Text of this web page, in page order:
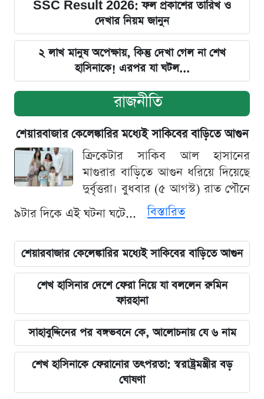
SSC Result 2026: ফল প্রকাশের তারিখ ও
দেখার নিয়ম জানুন
২ লাখ মানুষ অপেক্ষায়, কিন্তু দেখা গেল না শেখ
হাসিনাকে! এরপর যা ঘটল...
রাজনীতি
শেয়ারবাজার কেলেঙ্কারির মধ্যেই সাকিবের বাড়িতে আগুন
ক্রিকেটার সাকিব আল হাসানের
মাগুরার বাড়িতে আগুন ধরিয়ে দিয়েছে
দুর্বৃত্তরা। বুধবার (৫ আগস্ট) রাত পৌনে
৯টার দিকে এই ঘটনা ঘটে...
বিস্তারিত
শেয়ারবাজার কেলেঙ্কারির মধ্যেই সাকিবের বাড়িতে আগুন
শেখ হাসিনার দেশে ফেরা নিয়ে যা বললেন রুমিন
ফারহানা
সাহাবুদ্দিনের পর বঙ্গভবনে কে, আলোচনায় যে ৬ নাম
শেখ হাসিনাকে ফেরানোর তৎপরতা: স্বরাষ্ট্রমন্ত্রীর বড়
ঘোষণা